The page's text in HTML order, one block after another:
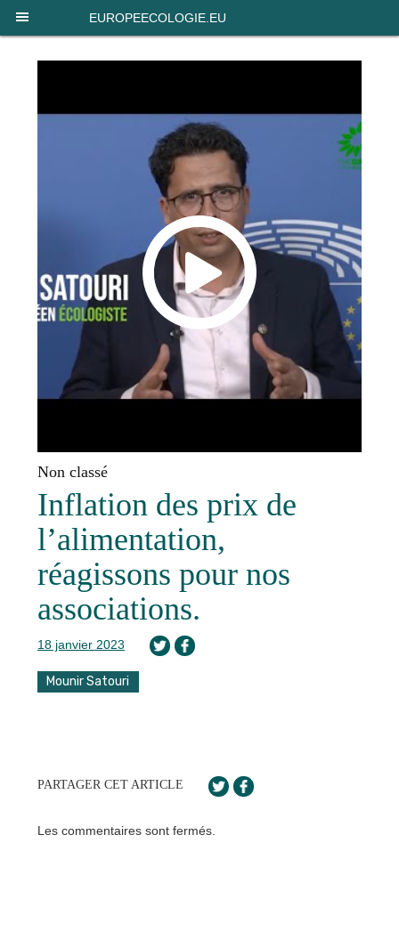
EUROPEECOLOGIE.EU
Non classé
Inflation des prix de
l’alimentation,
réagissons pour nos
associations.
18 janvier 2023
Mounir Satouri
PARTAGER CET ARTICLE
Les commentaires sont fermés.